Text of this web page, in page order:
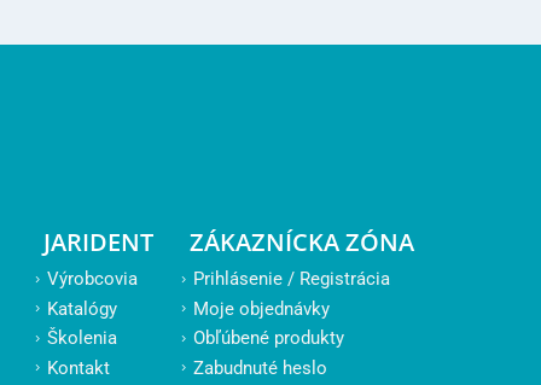
JARIDENT
Výrobcovia
Katalógy
Školenia
Kontakt
ZÁKAZNÍCKA ZÓNA
Prihlásenie / Registrácia
Moje objednávky
Obľúbené produkty
Zabudnuté heslo